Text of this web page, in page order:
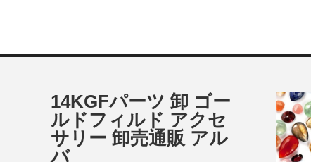
14KGFパーツ 卸 ゴー
ルドフィルド アクセ
サリー 卸売通販 アル
バ